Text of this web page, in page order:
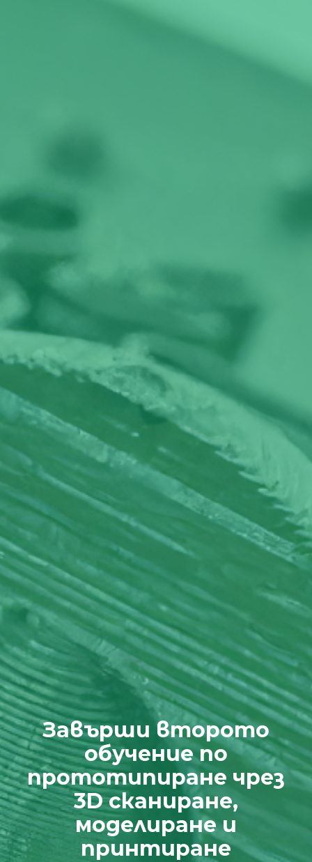
Завърши второто
обучение по
прототипиране чрез
3D сканиране,
моделиране и
принтиране